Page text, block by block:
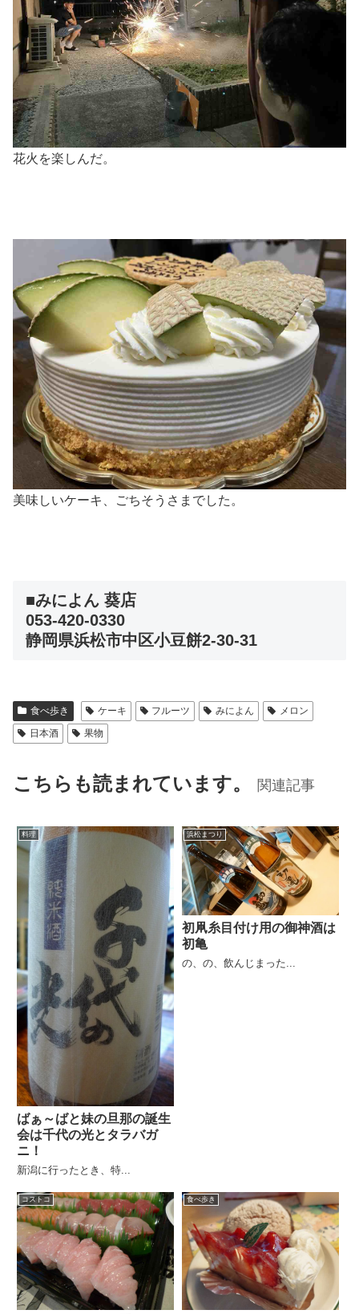
花火を楽しんだ。
美味しいケーキ、ごちそうさまでした。
■みによん 葵店
053-420-0330
静岡県浜松市中区小豆餅2-30-31
食べ歩き ケーキ フルーツ みによん
メロン
日本酒
果物
こちらも読まれています。 関連記事
料理
ばぁ～ばと妹の旦那の誕生
会は千代の光とタラバガ
ニ！
新潟に行ったとき、特...
浜松まつり
初凧糸目付け用の御神酒は
初亀
の、の、飲んじまった...
コストコ 食べ歩き